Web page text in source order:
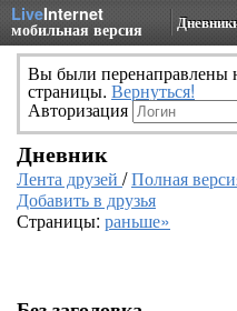
LiveInternet
мобильная версия
Вы были перенаправлены
страницы. Вернуться!
Авторизация
Дневник
Лента друзей /Полная
Добавить в друзья
Страницы: раньше»